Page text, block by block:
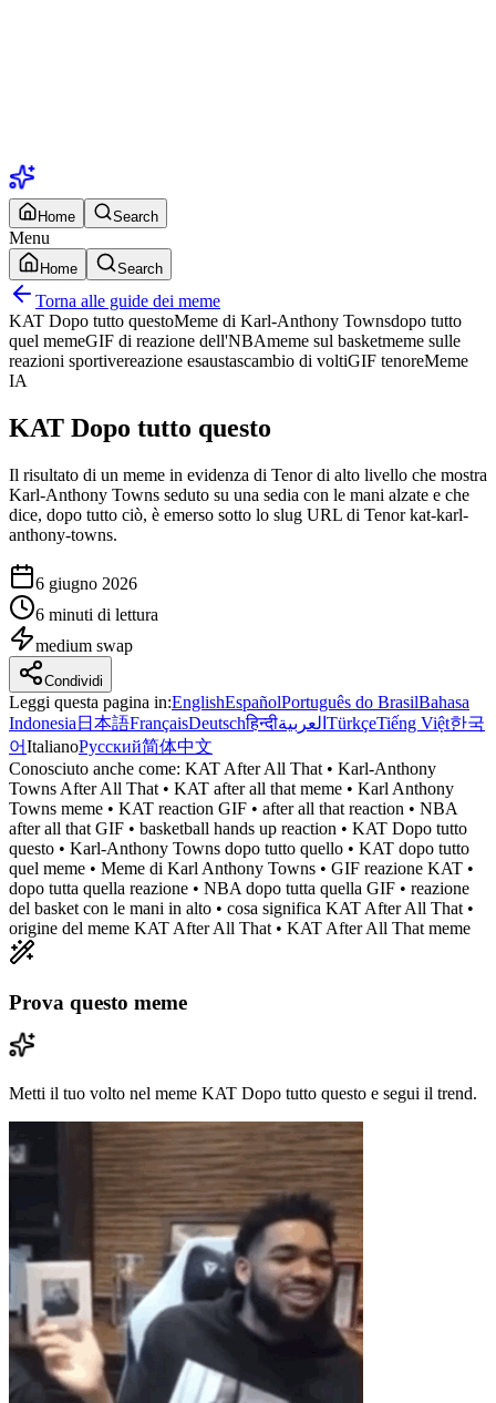
Home Search
Menu
Home Search
Torna alle guide dei meme
KAT Dopo tutto questoMeme di Karl-Anthony Townsdopo tutto
quel memeGIF di reazione dell'NBAmeme sul basketmeme sulle
reazioni sportivereazione esaustascambio di voltiGIF tenoreMeme
IA
KAT Dopo tutto questo
Il risultato di un meme in evidenza di Tenor di alto livello che mostra
Karl-Anthony Towns seduto su una sedia con le mani alzate e che
dice, dopo tutto ciò, è emerso sotto lo slug URL di Tenor kat-karl-
anthony-towns.
6 giugno 2026
6 minuti di lettura
medium swap
Condividi
Leggi questa pagina in:EnglishEspañolPortuguês do BrasilBahasa
Indonesia 日本語FrançaisDeutschहिन्दीالعربية TürkçeTiếng Việt한국
어ItalianoРусский简体中文
Conosciuto anche come: KAT After All That • Karl-Anthony
Towns After All That • KAT after all that meme • Karl Anthony
Towns meme • KAT reaction GIF • after all that reaction • NBA
after all that GIF • basketball hands up reaction • KAT Dopo tutto
questo • Karl-Anthony Towns dopo tutto quello • KAT dopo tutto
quel meme • Meme di Karl Anthony Towns • GIF reazione KAT •
dopo tutta quella reazione • NBA dopo tutta quella GIF • reazione
del basket con le mani in alto • cosa significa KAT After All That •
origine del meme KAT After All That • KAT After All That meme
Prova questo meme
Metti il tuo volto nel meme KAT Dopo tutto questo e segui il trend.